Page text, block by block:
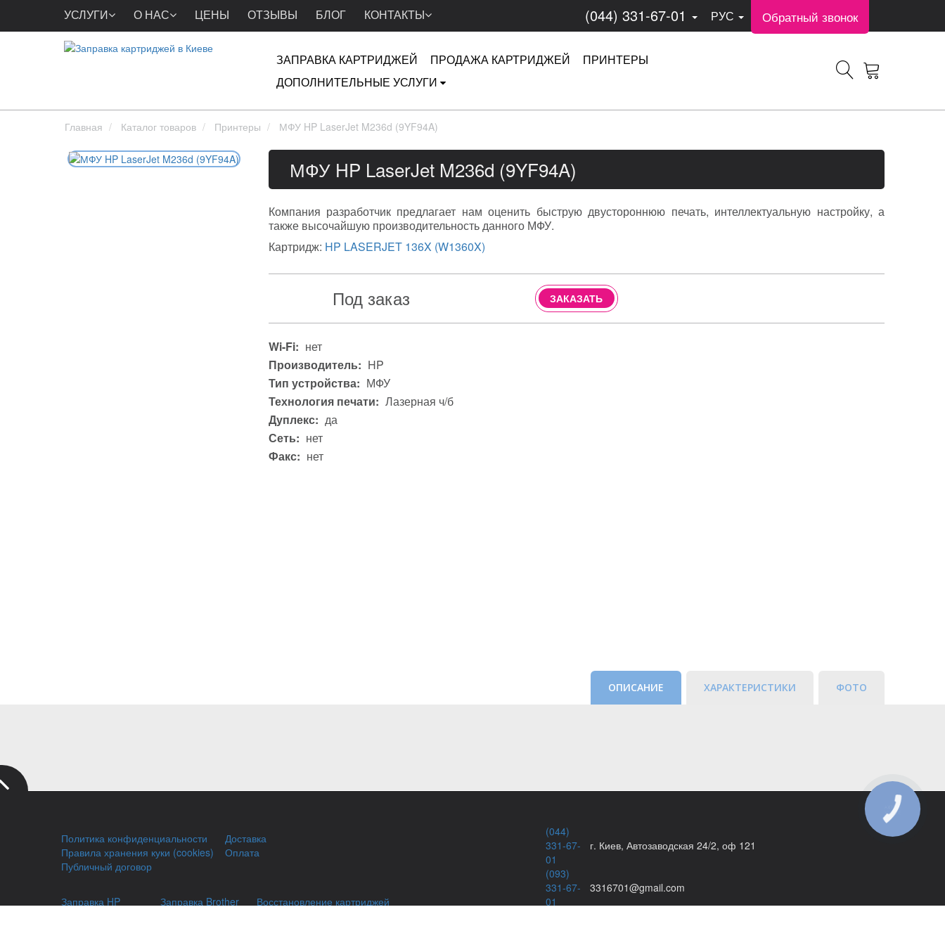
УСЛУГИ О НАС ЦЕНЫ ОТЗЫВЫ БЛОГ КОНТАКТЫ (044) 331-67-01 РУС Обратный звонок
ЗАПРАВКА КАРТРИДЖЕЙ ПРОДАЖА КАРТРИДЖЕЙ
ПРИНТЕРЫ
ДОПОЛНИТЕЛЬНЫЕ УСЛУГИ
Главная Каталог товаров Принтеры МФУ HP LaserJet M236d (9YF94A)
МФУ HP LaserJet M236d (9YF94A)
Компания разработчик предлагает нам оценить быструю двустороннюю печать, интеллектуальную настройку, а
также высочайшую производительность данного МФУ.
Картридж: HP LASERJET 136X (W1360X)
Под заказ ЗАКАЗАТЬ
Wi-Fi: нет
Производитель: HP
Тип устройства: МФУ
Технология печати: Лазерная ч/б
Дуплекс: да
Сеть: нет
Факс: нет
ОПИСАНИЕ ХАРАКТЕРИСТИКИ ФОТО
Политика конфиденциальности
Правила хранения куки (cookies)
Публичный договор
Доставка
Оплата
Заправка HP
Заправка Brother
Восстановление картриджей
(044)
331-67-
01
г. Киев, Автозаводская 24/2, оф 121
(093)
331-67-
01
3316701@gmail.com
КНОПКА
ЗВ'ЯЗКУ